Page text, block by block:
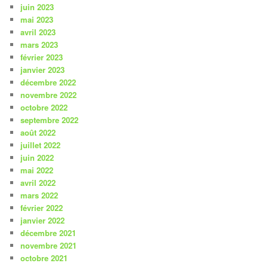
juin 2023
mai 2023
avril 2023
mars 2023
février 2023
janvier 2023
décembre 2022
novembre 2022
octobre 2022
septembre 2022
août 2022
juillet 2022
juin 2022
mai 2022
avril 2022
mars 2022
février 2022
janvier 2022
décembre 2021
novembre 2021
octobre 2021